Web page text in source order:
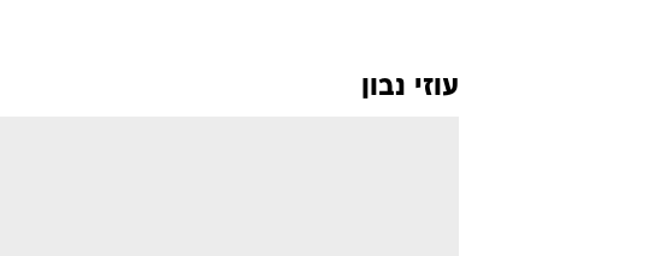
עוזי נבון